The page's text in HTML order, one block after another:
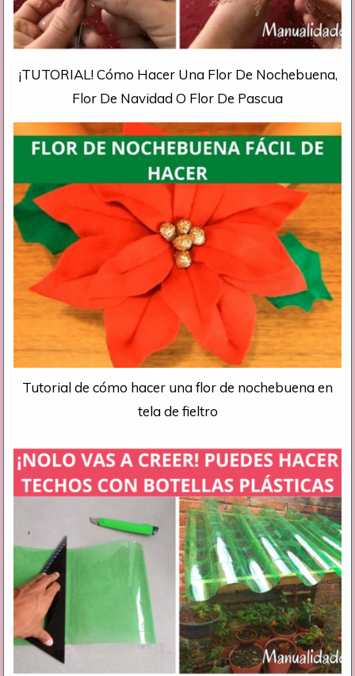
¡TUTORIAL! Cómo Hacer Una Flor De Nochebuena,
Flor De Navidad O Flor De Pascua
Tutorial de cómo hacer una flor de nochebuena en
tela de fieltro